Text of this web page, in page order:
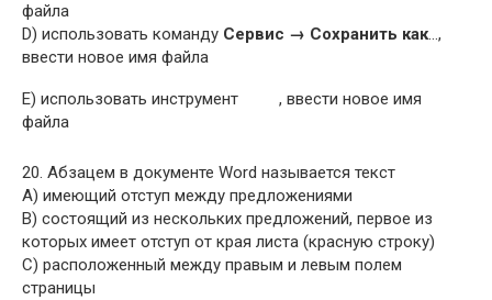
файла
D) использовать команду Сервис → Сохранить как…,
ввести новое имя файла
E) использовать инструмент
, ввести новое имя
файла
20. Абзацем в документе Word называется текст
A) имеющий отступ между предложениями
B) состоящий из нескольких предложений, первое из
которых имеет отступ от края листа (красную строку)
C) расположенный между правым и левым полем
страницы